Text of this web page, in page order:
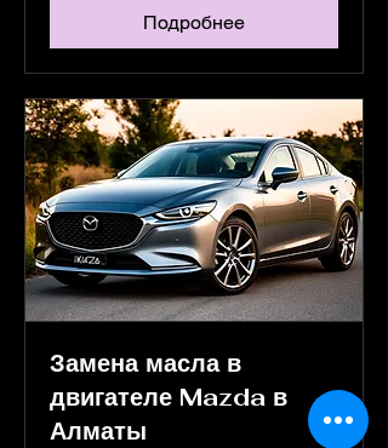
Подробнее
Замена масла в
двигателе Mazda в
Алматы